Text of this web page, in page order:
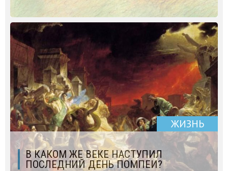
ЖИЗНЬ
В КАКОМ ЖЕ ВЕКЕ НАСТУПИЛ
ПОСЛЕДНИЙ ДЕНЬ ПОМПЕИ?